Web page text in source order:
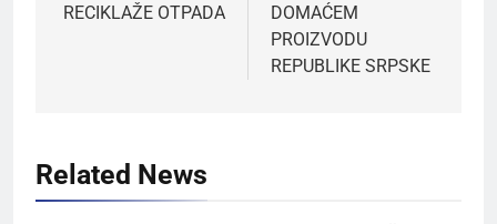
RECIKLAŽE OTPADA
DOMAĆEM
PROIZVODU
REPUBLIKE SRPSKE
Related News